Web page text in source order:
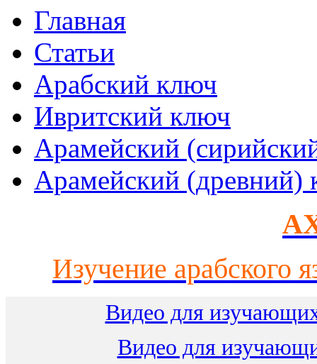
Главная
Статьи
Арабский ключ
Ивритский ключ
Арамейский
Арамейский (древний)
Изучение арабского
Видео для
Видео для